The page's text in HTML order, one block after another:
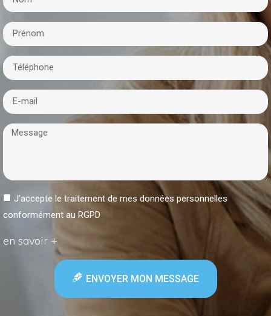
J'accepte le traitement de mes données personnelles
conformément au RGPD
en savoir +
ENVOYER MON MESSAGE